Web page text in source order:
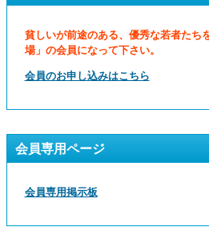
貧しいが前途のある、優秀な若者たち
場」の会員になって下さい。
会員のお申し込みはこちら
会員専用ページ
会員専用掲示板